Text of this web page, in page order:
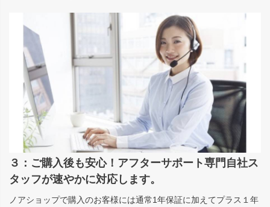
３：ご購入後も安心！アフターサポート専門自社ス
タッフが速やかに対応します。
ノアショップで購入のお客様には通常1年保証に加えてプラス１年